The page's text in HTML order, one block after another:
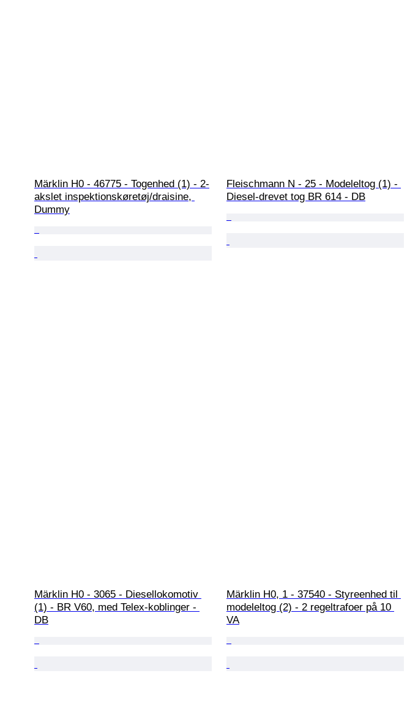
Märklin H0 - 46775 - Togenhed (1) - 2-
akslet inspektionskøretøj/draisine,
Dummy
Fleischmann N - 25 - Modeleltog (1) -
Diesel-drevet tog BR 614 - DB
Märklin H0 - 3065 - Diesellokomotiv
(1) - BR V60, med Telex-koblinger -
DB
Märklin H0, 1 - 37540 - Styreenhed til
modeleltog (2) - 2 regeltrafoer på 10
VA